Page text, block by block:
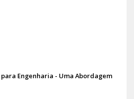
Engenharia - Uma Abordagem